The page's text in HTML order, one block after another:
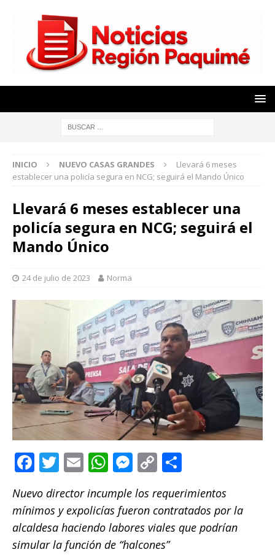
INICIO NUEVO CASAS GRANDES
Llevará 6 meses
establecer una policía segura en NCG; seguirá el Mando Único
Llevará 6 meses establecer una
policía segura en NCG; seguirá el
Mando Único
24 de julio de 2023 Norma
F
c
e
b
T
it
te
r
E
ai
l
W
at
s
A
M
e
ss
e
n
C
p
y
Li
m
p
ar
Nuevo director incumple los requerimientos
mínimos y expolicías fueron contratados por la
alcaldesa haciendo labores viales que podrían
simular la función de “halcones”